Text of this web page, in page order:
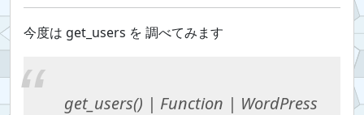
今度は get_users を 調べてみます
get_users() | Function | WordPress